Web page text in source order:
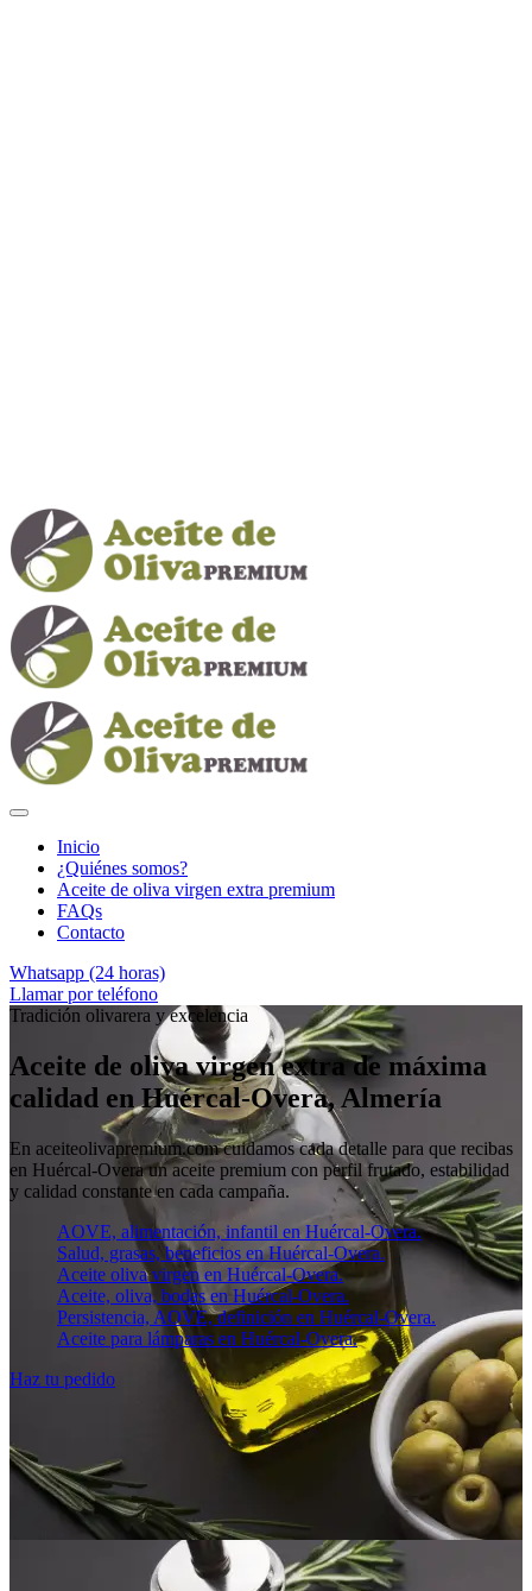
Inicio
¿Quiénes somos?
Aceite de oliva virgen extra premium
FAQs
Contacto
Whatsapp (24 horas)
Llamar por teléfono
Tradición olivarera y excelencia
Aceite de oliva virgen extra de máxima
calidad en Huércal-Overa, Almería
En aceiteolivapremium.com cuidamos cada detalle para que recibas
en Huércal-Overa un aceite premium con perfil frutado, estabilidad
y calidad constante en cada campaña.
AOVE, alimentación, infantil en Huércal-Overa.
Salud, grasas, beneficios en Huércal-Overa.
Aceite oliva virgen en Huércal-Overa.
Aceite, oliva, bodas en Huércal-Overa.
Persistencia, AOVE, definición en Huércal-Overa.
Aceite para lámparas en Huércal-Overa.
Haz tu pedido